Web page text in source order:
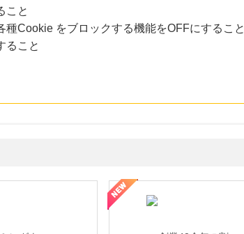
こと
種Cookie をブロックする機能をOFFにすること
ること
「口座開設」